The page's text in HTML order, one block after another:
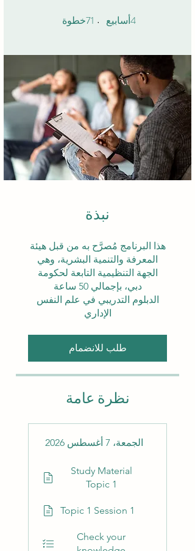
4أسابيع 71خطوة
نبذة
هذا البرنامج مُصرَّح به من قبل هيئة
المعرفة والتنمية البشرية، وهي
الجهة التنظيمية التابعة لحكومة
الدبلوم التدريبي في علم النفس
الإداري
طلب للانضمام
نظرة عامة
الجمعة، 7 أغسطس 2026
Study Material
Topic 1
Topic 1 Session 1
Check your